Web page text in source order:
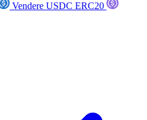
Vendere USDC ERC20